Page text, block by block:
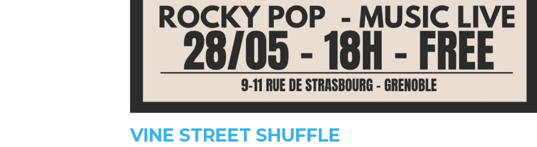
VINE STREET SHUFFLE